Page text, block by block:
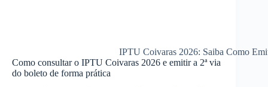
IPTU Coivaras 2026: Saiba Como
Como consultar o IPTU Coivaras 2026 e emitir a 2ª via
do boleto de forma prática